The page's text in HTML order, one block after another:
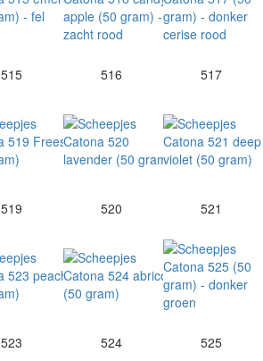
515 516 517
519 520 521
523 524 525